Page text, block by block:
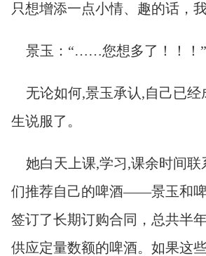
只想增添一点小情、趣的话，
景玉：“……您想多了！！！”
无论如何,景玉承认,自己已
生说服了。
她白天上课,学习,课余时间联
们推荐自己的啤酒——景玉和
签订了长期订购合同，总共半
供应定量数额的啤酒。如果这